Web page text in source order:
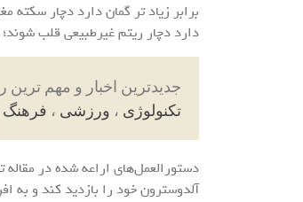
دارد دچار ریتم غیرطبیعی قلب شوند؛ و ۷۷ درصد زیاد تر گمان دارد که به بیماری قلبی مبتلا
جدیدترین اخبار و مهم ترین رویدادهای ۲۴ ساعته در بخش های
تکنولوژی ، ورزشی ، فرهنگ
دستورالعمل‌های اراعه شده در
آلدوسترون خود را بازدید کند و به